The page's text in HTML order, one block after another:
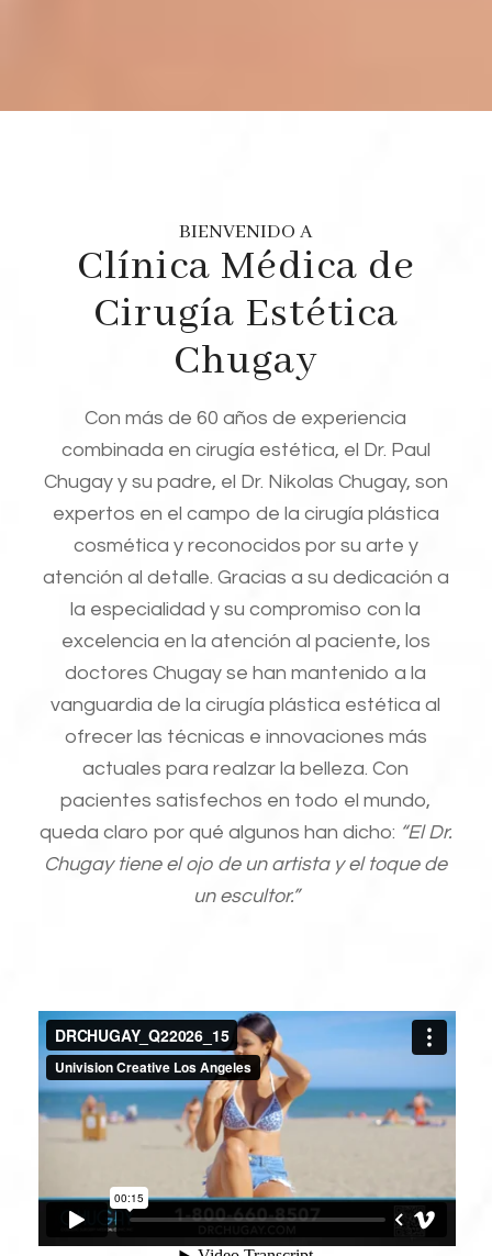
BIENVENIDO A
Clínica Médica de
Cirugía Estética
Chugay
Con más de 60 años de experiencia
combinada en cirugía estética, el Dr. Paul
Chugay y su padre, el Dr. Nikolas Chugay, son
expertos en el campo de la cirugía plástica
cosmética y reconocidos por su arte y
atención al detalle. Gracias a su dedicación a
la especialidad y su compromiso con la
excelencia en la atención al paciente, los
doctores Chugay se han mantenido a la
vanguardia de la cirugía plástica estética al
ofrecer las técnicas e innovaciones más
actuales para realzar la belleza. Con
pacientes satisfechos en todo el mundo,
queda claro por qué algunos han dicho: “El Dr.
Chugay tiene el ojo de un artista y el toque de
un escultor.”